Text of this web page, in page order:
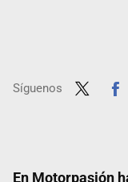
Síguenos
En Motorpasión